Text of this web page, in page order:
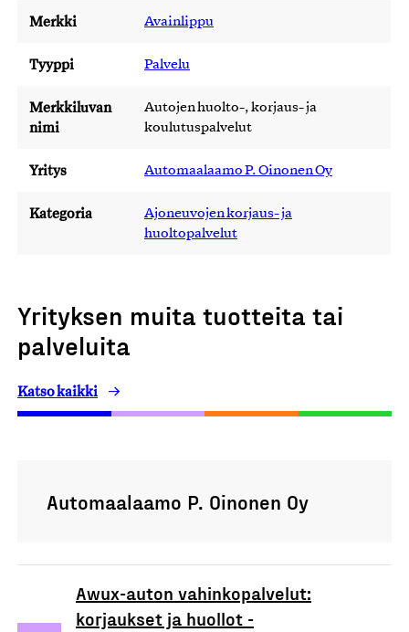
Merkki Avainlippu
Tyyppi Palvelu
Merkkiluvan
nimi
Autojen huolto-, korjaus- ja
koulutuspalvelut
Yritys Automaalaamo P. Oinonen Oy
Kategoria
Ajoneuvojen korjaus- ja
huoltopalvelut
Yrityksen muita tuotteita tai
palveluita
Katso kaikki
Automaalaamo P. Oinonen Oy
Awux-auton vahinkopalvelut:
korjaukset ja huollot -